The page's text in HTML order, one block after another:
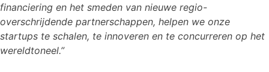
financiering en het smeden van nieuwe regio-
overschrijdende partnerschappen, helpen we onze
startups te schalen, te innoveren en te concurreren op het
wereldtoneel.”